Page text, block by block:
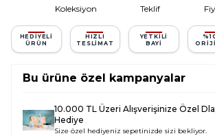
Koleksiyon Teklif
HEDIYELI
ÜRÜN
HIZLI
TESLIMAT
YETKILI
BAYI
Bu ürüne özel kampanyalar
10.000 TL Üzeri Alışverişinize Özel
Hediye
Size özel hediyeniz sepetinizde sizi bekliyor.